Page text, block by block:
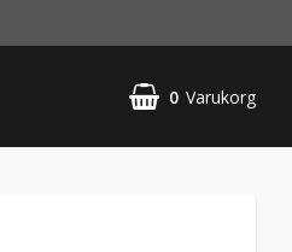
0 Varukorg